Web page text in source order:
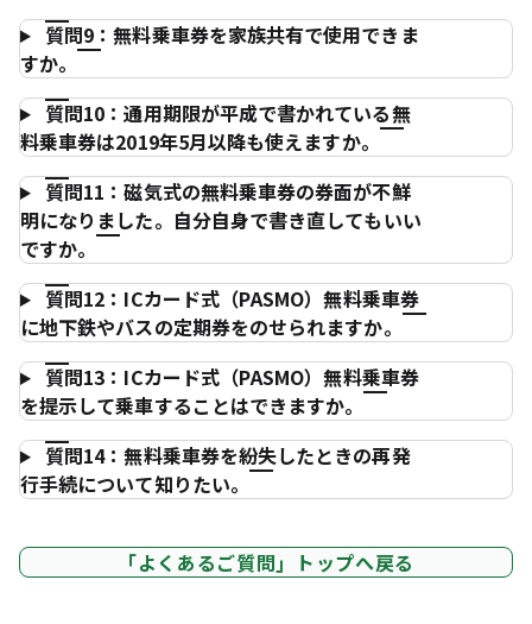
質問9：無料乗車券を家族共有で使用できま
すか。
質問10：通用期限が平成で書かれている無
料乗車券は2019年5月以降も使えますか。
質問11：磁気式の無料乗車券の券面が不鮮
明になりました。自分自身で書き直してもいい
ですか。
質問12：ICカード式（PASMO）無料乗車券
に地下鉄やバスの定期券をのせられますか。
質問13：ICカード式（PASMO）無料乗車券
を提示して乗車することはできますか。
質問14：無料乗車券を紛失したときの再発
行手続について知りたい。
「よくあるご質問」トップへ戻る